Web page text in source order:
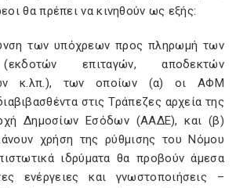
θα πρέπει να κινηθούν ως εξής:
των υπόχρεων προς πληρωμή των
επιταγών, αποδεκτών
κ.λπ.), των οποίων (α) οι ΑΦΜ
στις Τράπεζες αρχεία της
Δημοσίων Εσόδων (ΑΑΔΕ), και (β)
χρήση της ρύθμισης του Νόμου
ιδρύματα θα προβούν άμεσα
ενέργειες και γνωστοποιήσεις –